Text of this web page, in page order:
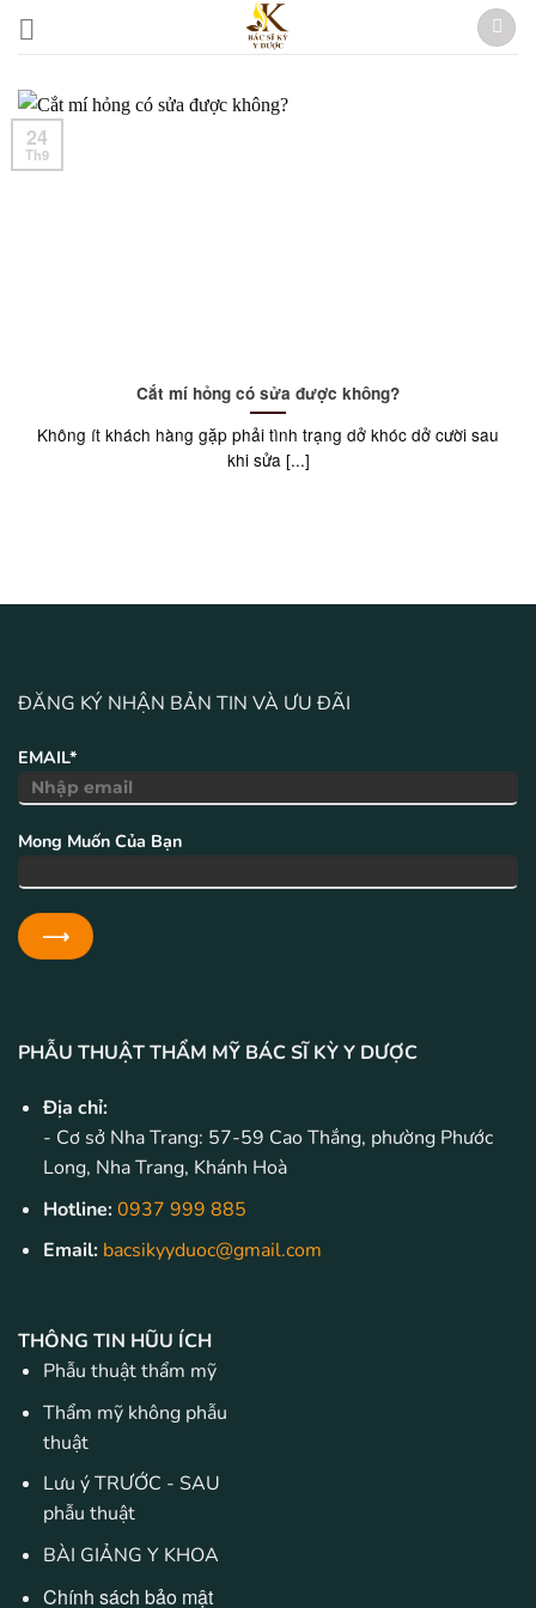
Skip
Cắt mí hỏng có sửa được không?
Không ít khách hàng gặp phải tình trạng dở khóc dở cười sau
khi sửa [...]
24
Th9
ĐĂNG KÝ NHẬN BẢN TIN VÀ ƯU ĐÃI
EMAIL*
Mong Muốn Của Bạn
PHẪU THUẬT THẨM MỸ BÁC SĨ KỲ Y DƯỢC
Địa chỉ:
- Cơ sở Nha Trang: 57-59 Cao Thắng, phường Phước
Long, Nha Trang, Khánh Hoà
Hotline:0937 999 885
Email: bacsikyyduoc@gmail.com
THÔNG TIN HŨU ÍCH
Phẫu thuật thẩm mỹ
Thẩm mỹ không phẫu
thuật
Lưu ý TRƯỚC - SAU
phẫu thuật
BÀI GIẢNG Y KHOA
Chính sách bảo mật